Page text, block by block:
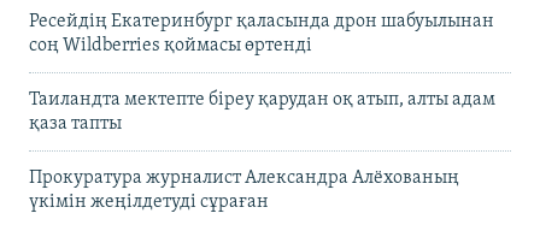
Ресейдің Екатеринбург қаласында дрон шабуылынан
соң Wildberries қоймасы өртенді
Таиландта мектепте біреу қарудан оқ атып, алты адам
қаза тапты
Прокуратура журналист Александра Алёхованың
үкімін жеңілдетуді сұраған